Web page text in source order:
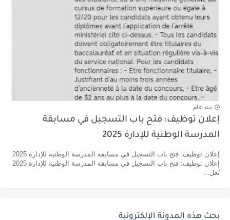
منذ عام
إعلان توظيف: فتح باب التسجيل في مسابقة
المدرسة الوطنية للإدارة 2025
إعلان توظيف: فتح باب التسجيل في مسابقة المدرسة الوطنية للإدارة 2025
إعلان توظيف: فتح باب التسجيل في مسابقة المدرسة الوطنية للإدارة 2025
تُعل...
بحث هذه المدونة الإلكترونية